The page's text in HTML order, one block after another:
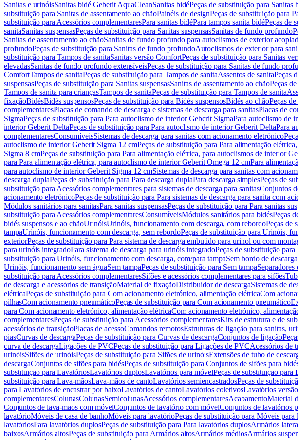
Sanitas e urinóisSanitas bidé Geberit AquaCleanSanitas bidéPeças de substituição para Sanitas
substituição para Sanitas de assentamento ao chãoPainéis de designPeças de substituição para
substituição para Acessórios complementaresPara sanitas bidéPara tampos sanita bidéPeças de
sanitaSanitas suspensasPeças de substituição para Sanitas suspensasSanitas de fundo profundo
Sanitas de assentamento ao chãoSanitas de fundo profundo para autoclismos de exterior
profundoPeças de substituição para Sanitas de fundo profundoAutoclismos de exterior para
substituição para Tampos de sanitaSanitas versão ComfortPeças de substituição para Sanitas
elevadasSanitas de fundo profundo extensíveisPeças de substituição para Sanitas de fundo
ComfortTampos de sanitaPeças de substituição para Tampos de sanitaAssentos de sanitaPeças
suspensasPeças de substituição para Sanitas suspensasSanitas de assentamento ao chãoPeças
Tampos de sanita para criançasTampos de sanitaPeças de substituição para Tampos de sanita
fixaçãoBidésBidés suspensosPeças de substituição para Bidés suspensosBidés ao chãoPeças
complementaresPlacas de comando de descarga e sistemas de descarga para sanitasPlacas de
SigmaPeças de substituição para Para autoclismo de interior Geberit SigmaPara autoclismo de
interior Geberit DeltaPeças de substituição para Para autoclismo de interior Geberit DeltaPara
complementaresConsumíveisSistemas de descarga para sanitas com acionamento eletrónico
autoclismo de interior Geberit Sigma 12 cmPeças de substituição para Para alimentação
Sigma 8 cmPeças de substituição para Para alimentação elétrica, para autoclismos de interior
para Para alimentação elétrica, para autoclismo de interior Geberit Omega 12 cmPara
para autoclismo de interior Geberit Sigma 12 cmSistemas de descarga para sanitas com
descarga duplaPeças de substituição para Para descarga duplaPara descarga simplesPeças de
substituição para Acessórios complementares para sistemas de descarga para sanitasConjuntos
acionamento eletrónicoPeças de substituição para Para sistemas de descarga para sanita com
Módulos sanitários para sanitasPara sanitas suspensasPeças de substituição para Para sanitas
substituição para Acessórios complementaresConsumíveisMódulos sanitários para bidésPeças
bidés suspensos e ao chãoUrinóisUrinóis, funcionamento com descarga, com rebordoPeças de
tampaUrinóis, funcionamento com descarga, sem rebordoPeças de substituição para Urinóis,
exteriorPeças de substituição para Para sistema de descarga embutido para urinol ou com
para urinóis integradoPara sistema de descarga para urinóis integradoPeças de substituição
substituição para Urinóis, funcionamento com descarga, com/para tampaSem bordo de descarga
Urinóis, funcionamento sem águaSem tampaPeças de substituição para Sem tampaSeparadores
substituição para Acessórios complementaresSifões e acessórios complementares para sifões
de descarga e acessórios de transiçãoMaterial de fixaçãoDistribuidor de descargaSistemas de
elétricaPeças de substituição para Com acionamento eletrónico, alimentação elétricaCom
pilhasCom acionamento pneumáticoPeças de substituição para Com acionamento pneumático
para Com acionamento eletrónico, alimentação elétricaCom acionamento eletrónico,
complementaresPeças de substituição para Acessórios complementaresKits de estrutura e de
acessórios de transiçãoPlacas de acessoComandos remotosEstruturas de ligação para sanitas,
piasCurvas de descargaPeças de substituição para Curvas de descargaConjuntos de ligação
curva de descargaLigações de PVCPeças de substituição para Ligações de PVCAcessórios de
urinóisSifões de urinóisPeças de substituição para Sifões de urinóisExtensões de tubo de
descargaConjuntos de sifões para bidésPeças de substituição para Conjuntos de sifões para
substituição para LavatóriosLavatórios duplosLavatórios para móvelPeças de substituição para
substituição para Lava-mãosLava-mãos de cantoLavatórios semiencastradosPeças de
para Lavatórios de encastrar por baixoLavatórios de cantoLavatórios coletivosLavatórios
complementaresColunasColunasSemicolunasAcessórios complementaresAcabamentoMaterial
Conjuntos de lava-mãos com móvelConjuntos de lavatório com móvelConjuntos de lavatórios
lavatórioMóveis de casa de banhoMóveis para lavatórioPeças de substituição para Móveis para
lavatóriosPara lavatórios duplosPeças de substituição para Para lavatórios duplosArmários
baixosArmários altosPeças de substituição para Armários altosArmários médiosArmários